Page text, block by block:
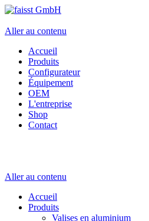
Aller au contenu
Accueil
Produits
Configurateur
Équipement
OEM
L'entreprise
Shop
Contact
Aller au contenu
Accueil
Produits
Valises en aluminium